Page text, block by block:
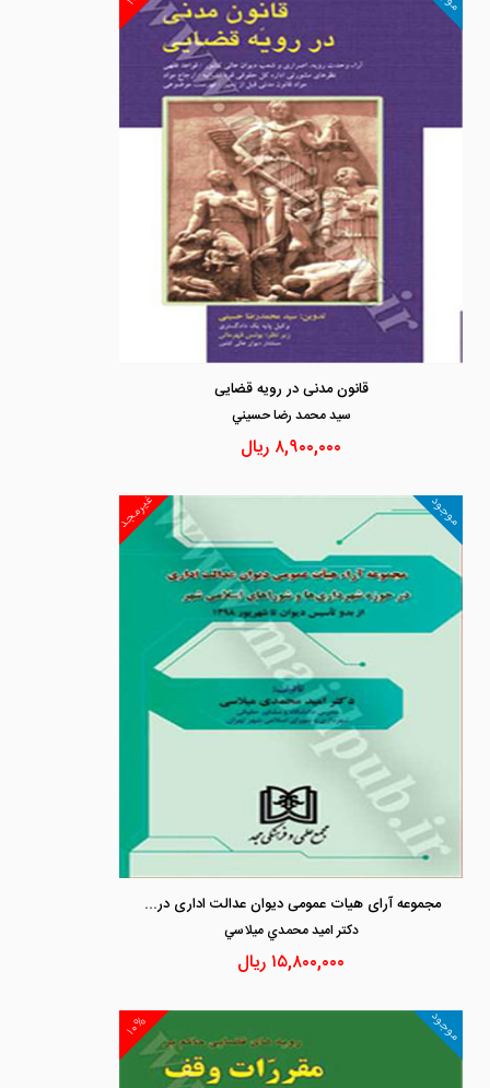
قانون مدنی در رویه قضایی
سيد محمد رضا حسيني
۸,۹۰۰,۰۰۰ ریال
غیرمجد موجود
مجموعه آرای هیات عمومی دیوان عدالت اداری در حوزه شهرداری ها و شورای اسلامی شهر
دكتر اميد محمدي ميلاسي
۱۵,۸۰۰,۰۰۰ ریال
۱۰% موجود